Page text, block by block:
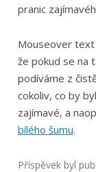
pranic
Mouseover text
že pokud se na
podíváme z
cokoliv, co by
zajímavé, a
bílého šumu.
Příspěvek byl